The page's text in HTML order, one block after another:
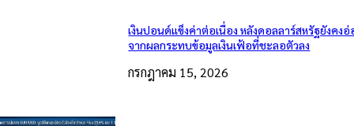
เงินปอนด์แข็งค่าต่อเนื่อง หลังดอลลาร์สหรัฐยังคง
จากผลกระทบข้อมูลเงินเฟ้อที่ชะลอตัวลง
กรกฎาคม 15, 2026